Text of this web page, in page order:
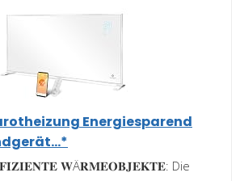
Energiesparend
𝐖Ä𝐑𝐌𝐄𝐎𝐁𝐉𝐄𝐊𝐓𝐄: Die